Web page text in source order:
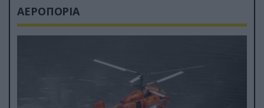
ΑΕΡΟΠΟΡΙΑ